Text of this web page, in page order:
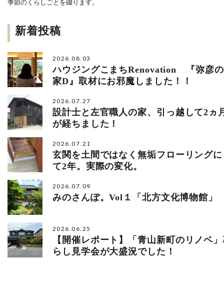
季節のくらしごとを綴ります。
新着投稿
2026.08.03
ハウジングこまちRenovation 『弥彦の
家D』取材にお邪魔しました！！
2026.07.27
設計士と左官職人の家、引っ越して2ヵ
が経ちました！
2026.07.21
玄関を土間ではなく無垢フローリング
て2年。実際の変化。
2026.07.09
みのさんぽ。Vol１「北方文化博物館」
2026.06.25
【開催レポート】「青山新町のリノベ
らし見学会が大盛況でした！